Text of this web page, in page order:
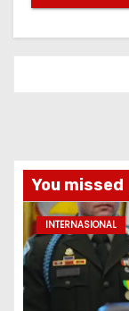
You missed
INTERNASIONAL